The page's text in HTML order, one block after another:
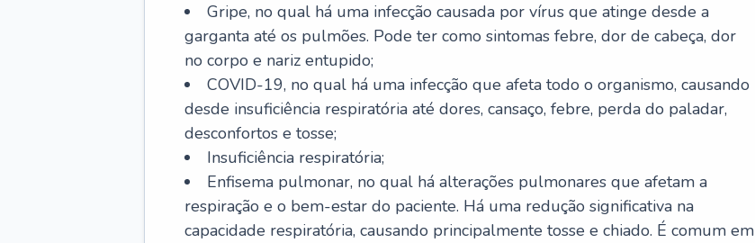
Gripe, no qual há uma infecção causada por vírus que atinge desde a
garganta até os pulmões. Pode ter como sintomas febre, dor de cabeça, dor
no corpo e nariz entupido;
COVID-19, no qual há uma infecção que afeta todo o organismo, causando
desde insuficiência respiratória até dores, cansaço, febre, perda do paladar,
desconfortos e tosse;
Insuficiência respiratória;
Enfisema pulmonar, no qual há alterações pulmonares que afetam a
respiração e o bem-estar do paciente. Há uma redução significativa na
capacidade respiratória, causando principalmente tosse e chiado. É comum em